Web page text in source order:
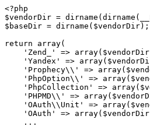
<?php
$vendorDir =
$baseDir = dirname($vendorDir);
return array(
'Zend_' =>
'Yandex' =>
'Prophecy\\' =>
'PhpOption\\' =>
'PhpCollection' =>
'PHPMD\\' =>
'OAuth\\Unit' =>
'OAuth' =>
    ...